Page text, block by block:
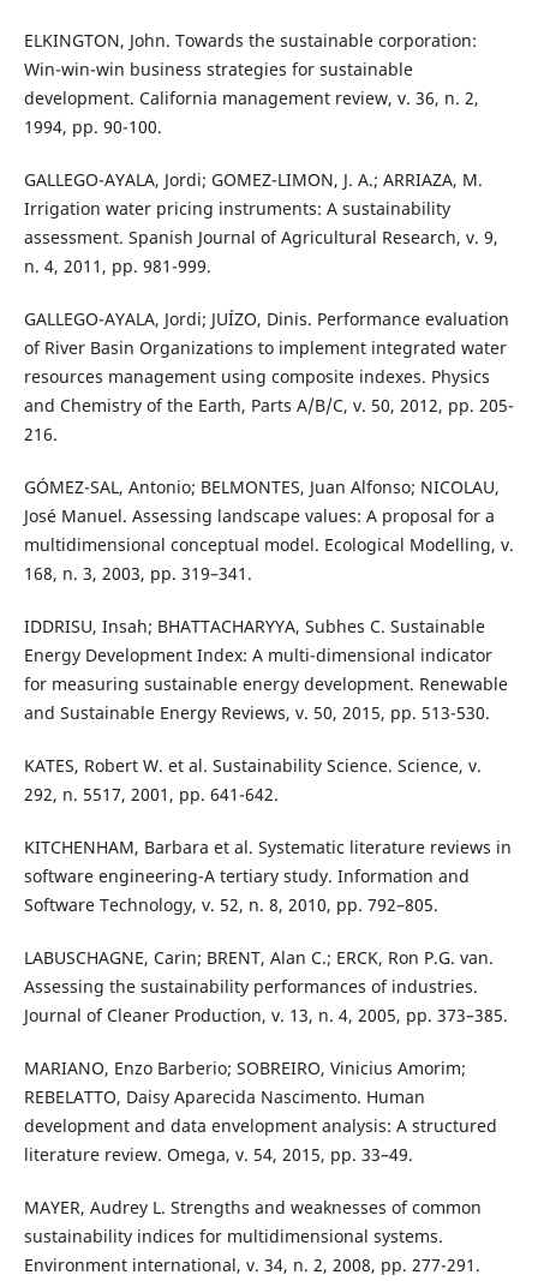
ELKINGTON, John. Towards the sustainable corporation:
Win-win-win business strategies for sustainable
development. California management review, v. 36, n. 2,
1994, pp. 90-100.
GALLEGO-AYALA, Jordi; GOMEZ-LIMON, J. A.; ARRIAZA, M.
Irrigation water pricing instruments: A sustainability
assessment. Spanish Journal of Agricultural Research, v. 9,
n. 4, 2011, pp. 981-999.
GALLEGO-AYALA, Jordi; JUÍZO, Dinis. Performance evaluation
of River Basin Organizations to implement integrated water
resources management using composite indexes. Physics
and Chemistry of the Earth, Parts A/B/C, v. 50, 2012, pp. 205-
216.
GÓMEZ-SAL, Antonio; BELMONTES, Juan Alfonso; NICOLAU,
José Manuel. Assessing landscape values: A proposal for a
multidimensional conceptual model. Ecological Modelling, v.
168, n. 3, 2003, pp. 319–341.
IDDRISU, Insah; BHATTACHARYYA, Subhes C. Sustainable
Energy Development Index: A multi-dimensional indicator
for measuring sustainable energy development. Renewable
and Sustainable Energy Reviews, v. 50, 2015, pp. 513-530.
KATES, Robert W. et al. Sustainability Science. Science, v.
292, n. 5517, 2001, pp. 641-642.
KITCHENHAM, Barbara et al. Systematic literature reviews in
software engineering-A tertiary study. Information and
Software Technology, v. 52, n. 8, 2010, pp. 792–805.
LABUSCHAGNE, Carin; BRENT, Alan C.; ERCK, Ron P.G. van.
Assessing the sustainability performances of industries.
Journal of Cleaner Production, v. 13, n. 4, 2005, pp. 373–385.
MARIANO, Enzo Barberio; SOBREIRO, Vinicius Amorim;
REBELATTO, Daisy Aparecida Nascimento. Human
development and data envelopment analysis: A structured
literature review. Omega, v. 54, 2015, pp. 33–49.
MAYER, Audrey L. Strengths and weaknesses of common
sustainability indices for multidimensional systems.
Environment international, v. 34, n. 2, 2008, pp. 277-291.